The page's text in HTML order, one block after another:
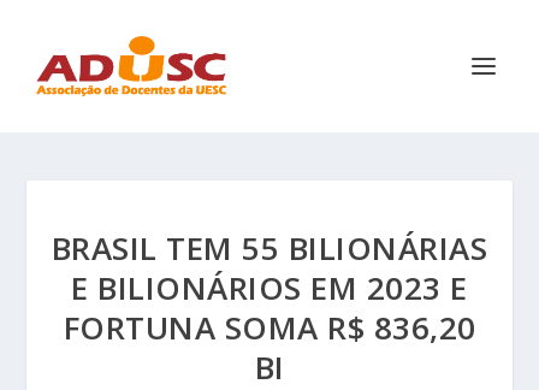
BRASIL TEM 55 BILIONÁRIAS
E BILIONÁRIOS EM 2023 E
FORTUNA SOMA R$ 836,20
BI